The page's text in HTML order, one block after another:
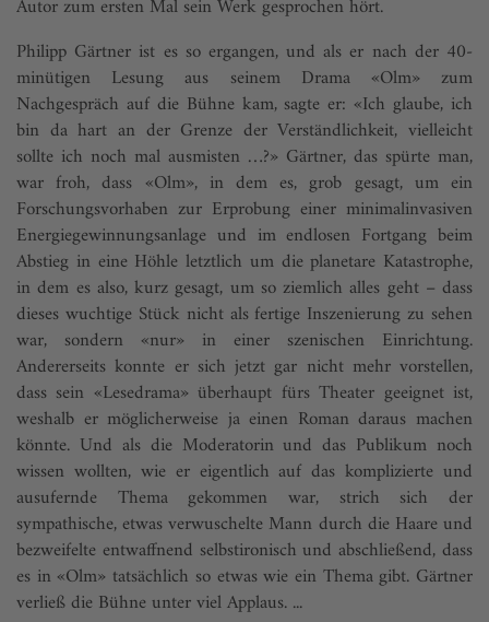
Autor zum ersten Mal sein Werk gesprochen hört.
Philipp Gärtner ist es so ergangen, und als er nach der 40-
minütigen Lesung aus seinem Drama «Olm» zum
Nachgespräch auf die Bühne kam, sagte er: «Ich glaube, ich
bin da hart an der Grenze der Verständlichkeit, vielleicht
sollte ich noch mal ausmisten …?» Gärtner, das spürte man,
war froh, dass «Olm», in dem es, grob gesagt, um ein
Forschungsvorhaben zur Erprobung einer minimalinvasiven
Energiegewinnungsanlage und im endlosen Fortgang beim
Abstieg in eine Höhle letztlich um die planetare Katastrophe,
in dem es also, kurz gesagt, um so ziemlich alles geht – dass
dieses wuchtige Stück nicht als fertige Inszenierung zu sehen
war, sondern «nur» in einer szenischen Einrichtung.
Andererseits konnte er sich jetzt gar nicht mehr vorstellen,
dass sein «Lesedrama» überhaupt fürs Theater geeignet ist,
weshalb er möglicherweise ja einen Roman daraus machen
könnte. Und als die Moderatorin und das Publikum noch
wissen wollten, wie er eigentlich auf das komplizierte und
ausufernde Thema gekommen war, strich sich der
sympathische, etwas verwuschelte Mann durch die Haare und
bezweifelte entwaffnend selbstironisch und abschließend, dass
es in «Olm» tatsächlich so etwas wie ein Thema gibt. Gärtner
verließ die Bühne unter viel Applaus. ...